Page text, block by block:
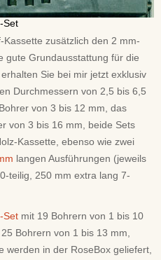
Set
Kassette zusätzlich den 2 mm-
gute Grundausstattung für die
Sie bei mir jetzt exklusiv
Durchmessern von 2,5 bis 6,5
von 3 bis 12 mm, das
von 3 bis 16 mm, beide Sets
Kassette, ebenso wie zwei
langen Ausführungen (jeweils
teilig, 250 mm extra lang 7-
Set mit 19 Bohrern von 1 bis 10
Bohrern von 1 bis 13 mm,
werden in der RoseBox geliefert,